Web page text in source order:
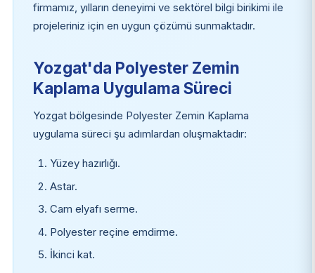
firmamız, yılların deneyimi ve sektörel bilgi birikimi ile
projeleriniz için en uygun çözümü sunmaktadır.
Yozgat'da Polyester Zemin
Kaplama Uygulama Süreci
Yozgat bölgesinde Polyester Zemin Kaplama
uygulama süreci şu adımlardan oluşmaktadır:
Yüzey hazırlığı.
Astar.
Cam elyafı serme.
Polyester reçine emdirme.
İkinci kat.